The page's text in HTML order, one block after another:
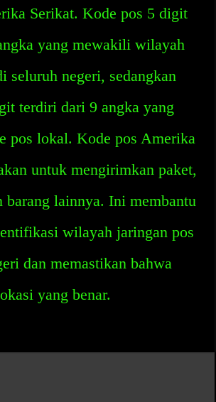
Serikat. Kode pos 5 digit
yang mewakili wilayah
seluruh negeri, sedangkan
terdiri dari 9 angka yang
pos lokal. Kode pos Amerika
untuk mengirimkan paket,
barang lainnya. Ini membantu
wilayah jaringan pos
dan memastikan bahwa
yang benar.